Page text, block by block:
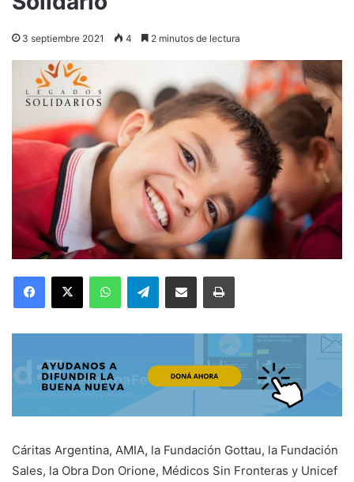
3 septiembre 2021 4 2 minutos de lectura
Telegram
Cáritas Argentina, AMIA, la Fundación Gottau, la Fundación
Sales, la Obra Don Orione, Médicos Sin Fronteras y Unicef